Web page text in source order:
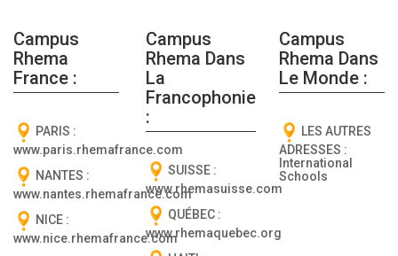
Campus
Rhema
France :
PARIS :
www.paris.rhemafrance.com
NANTES :
www.nantes.rhemafrance.com
NICE :
www.nice.rhemafrance.com
Campus
Rhema Dans
La
Francophonie
:
SUISSE :
www.rhemasuisse.com
QUÉBEC :
www.rhemaquebec.org
Campus
Rhema Dans
Le Monde :
LES AUTRES
ADRESSES :
International
Schools